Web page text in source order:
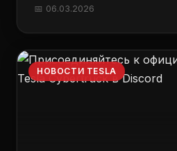
📅 06.03.2026
НОВОСТИ TESLA